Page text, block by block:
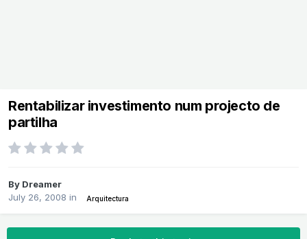
Rentabilizar investimento num projecto de
partilha
By Dreamer
July 26, 2008 in Arquitectura